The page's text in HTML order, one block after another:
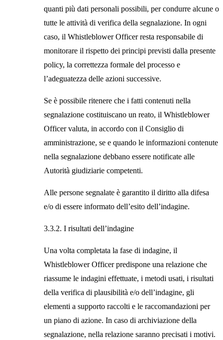
quanti più dati personali possibili, per condurre alcune o
tutte le attività di verifica della segnalazione. In ogni
caso, il Whistleblower Officer resta responsabile di
monitorare il rispetto dei principi previsti dalla presente
policy, la correttezza formale del processo e
l’adeguatezza delle azioni successive.
Se è possibile ritenere che i fatti contenuti nella
segnalazione costituiscano un reato, il Whistleblower
Officer valuta, in accordo con il Consiglio di
amministrazione, se e quando le informazioni contenute
nella segnalazione debbano essere notificate alle
Autorità giudiziarie competenti.
Alle persone segnalate è garantito il diritto alla difesa
e/o di essere informato dell’esito dell’indagine.
3.3.2. I risultati dell’indagine
Una volta completata la fase di indagine, il
Whistleblower Officer predispone una relazione che
riassume le indagini effettuate, i metodi usati, i risultati
della verifica di plausibilità e/o dell’indagine, gli
elementi a supporto raccolti e le raccomandazioni per
un piano di azione. In caso di archiviazione della
segnalazione, nella relazione saranno precisati i motivi.